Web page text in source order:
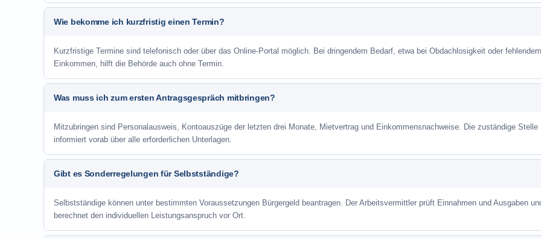
Wie bekomme ich kurzfristig einen Termin?
Kurzfristige Termine sind telefonisch oder über das Online-Portal möglich. Bei dringendem Bedarf, etwa bei Obdachlosigkeit oder fehlendem
Einkommen, hilft die Behörde auch ohne Termin.
Was muss ich zum ersten Antragsgespräch mitbringen?
Mitzubringen sind Personalausweis, Kontoauszüge der letzten drei Monate, Mietvertrag und Einkommensnachweise. Die zuständige Stelle
informiert vorab über alle erforderlichen Unterlagen.
Gibt es Sonderregelungen für Selbstständige?
Selbstständige können unter bestimmten Voraussetzungen Bürgergeld beantragen. Der Arbeitsvermittler prüft Einnahmen und Ausgaben
berechnet den individuellen Leistungsanspruch vor Ort.